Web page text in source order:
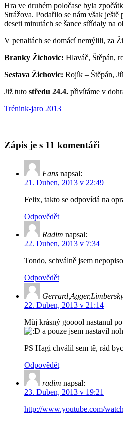
Hra ve druhém poločase byla
Strážova. Podařilo se nám však
deseti minutách se šance střídaly na
V penaltách se domácí nemýlili, za
Branky Žichovic: Hlaváč, Štěpán,
Sestava Žichovic: Rojík – Štěpán,
Již tuto středu 24.4. přivítáme v
Trénink-jaro 2013
Zápis je s 11 komentáři
Fans napsal:
21. Duben, 2013 v 22:49
Felix, takto se odpovídá na
Odpovědět
Radim napsal:
22. Duben, 2013 v 7:34
Tondo, schválně jsem
Odpovědět
22. Duben, 2013 v 21:14
Můj krásný gooool nastanul
a pouze jsem nastavil
PS Hagi chválil sem tě, rád
Odpovědět
radim napsal:
23. Duben, 2013 v 19:21
http://www.youtube.com/